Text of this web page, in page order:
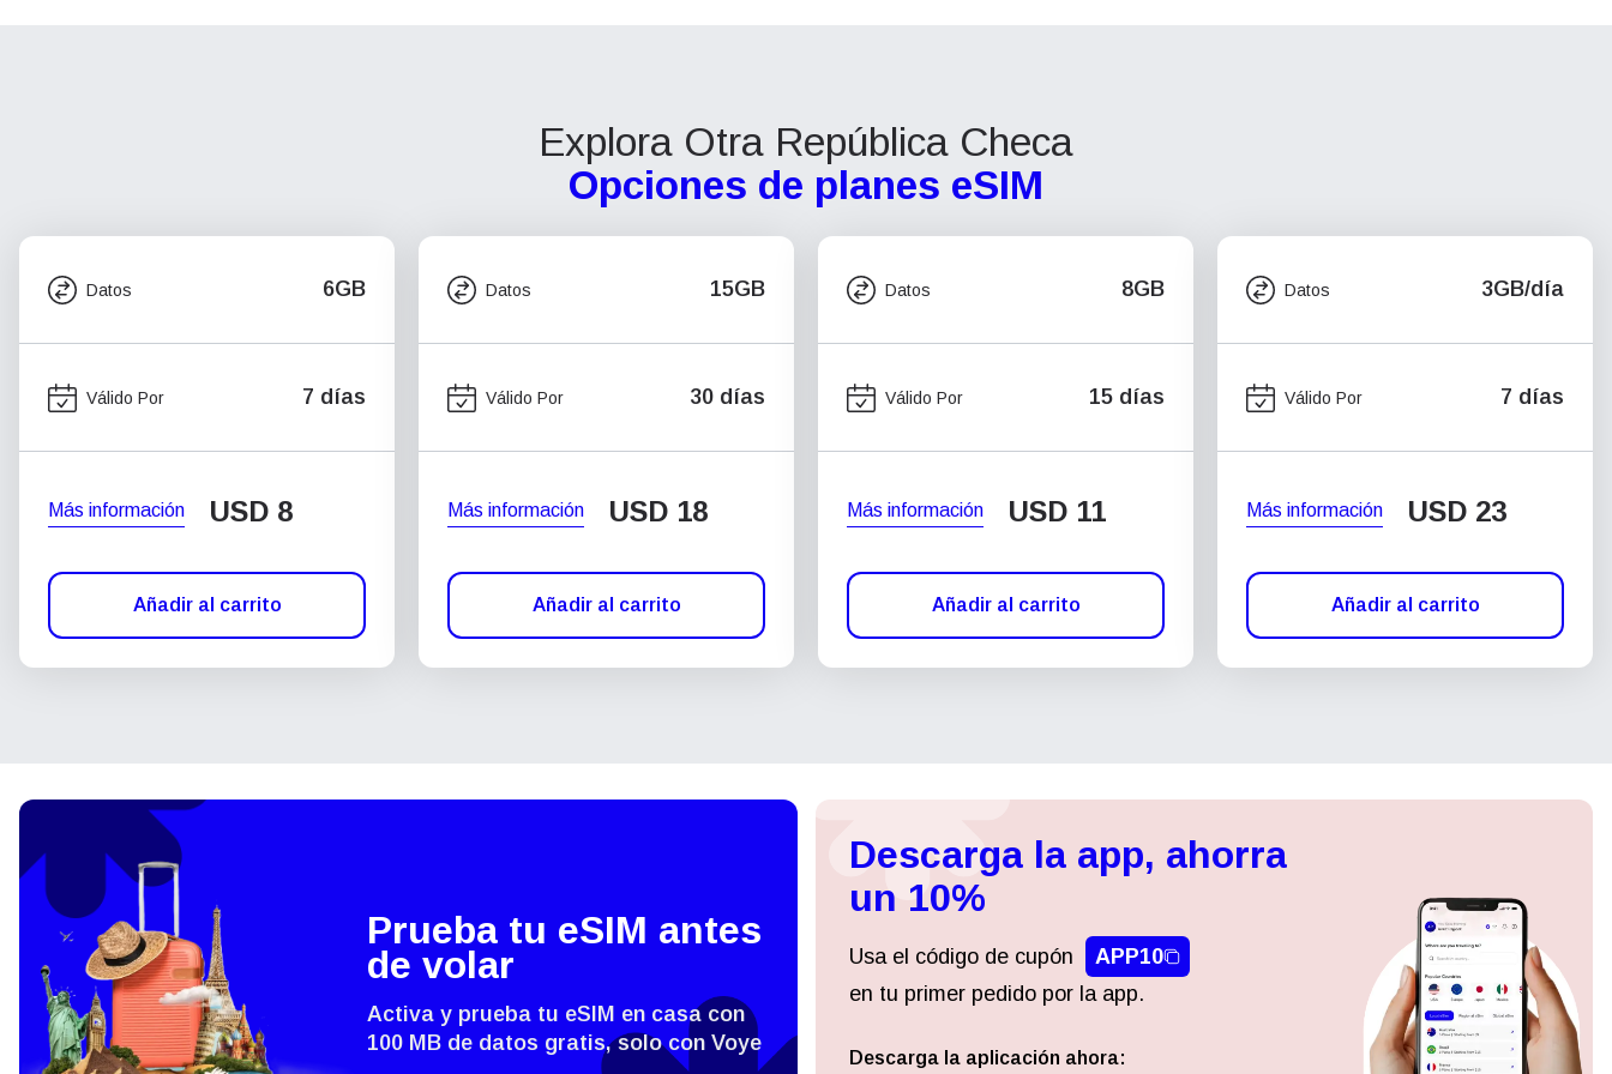
Explora Otra República Checa
Opciones de planes eSIM
Datos 6GB
Válido Por 7 días
Más información USD 8
Añadir al carrito
Datos 15GB
Válido Por 30 días
Más información USD 18
Añadir al carrito
Datos 8GB
Válido Por 15 días
Más información USD 11
Añadir al carrito
Datos 3GB/día
Válido Por 7 días
Más información USD 23
Añadir al carrito
Cerrar ventana emergente
Prueba tu eSIM antes
de volar
Activa y prueba tu eSIM en casa con
100 MB de datos gratis, solo con Voye
Descarga la app, ahorra
un 10%
Usa el código de cupón
APP10
en tu primer pedido por la app.
Descarga la aplicación ahora:
Iniciar sesión o registrarse